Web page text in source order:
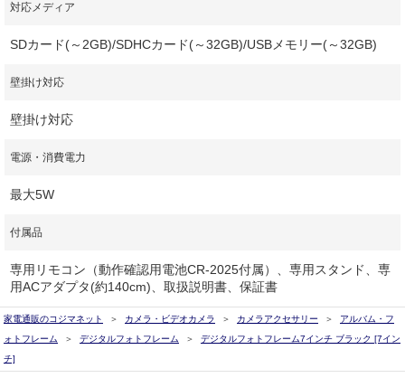
対応メディア
SDカード(～2GB)/SDHCカード(～32GB)/USBメモリー(～32GB)
壁掛け対応
壁掛け対応
電源・消費電力
最大5W
付属品
専用リモコン（動作確認用電池CR-2025付属）、専用スタンド、専
用ACアダプタ(約140cm)、取扱説明書、保証書
家電通販のコジマネット カメラ・ビデオカメラ カメラアクセサリー
アルバム・フ
ォトフレーム
デジタルフォトフレーム
デジタルフォトフレーム7インチ ブラック [7イン
チ]